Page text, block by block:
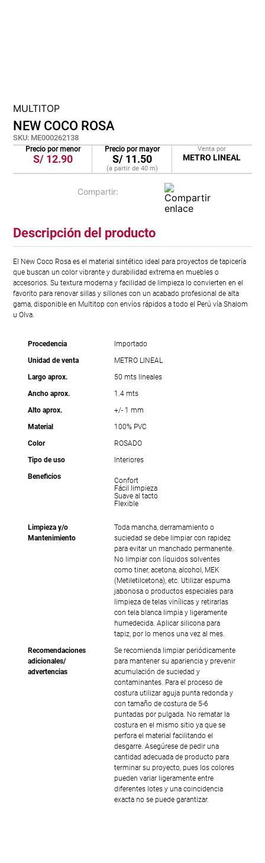
MULTITOP
NEW COCO ROSA
SKU: ME000262138
Precio por menor
S/ 12.90
Precio por mayor
S/ 11.50
(a partir de 40 m)
Venta por
METRO LINEAL
Descripción del producto
El New Coco Rosa es el material sintético ideal para proyectos de tapicería
que buscan un color vibrante y durabilidad extrema en muebles o
accesorios. Su textura moderna y facilidad de limpieza lo convierten en el
favorito para renovar sillas y sillones con un acabado profesional de alta
gama, disponible en Multitop con envíos rápidos a todo el Perú vía Shalom
u Olva.
Procedencia
Importado
Unidad de venta
METRO LINEAL
Largo aprox.
50 mts lineales
Ancho aprox.
1.4 mts
Alto aprox.
+/- 1 mm
Material
100% PVC
Color
ROSADO
Tipo de uso
Interiores
Beneficios
Confort
Fácil limpieza
Suave al tacto
Flexible
Limpieza y/o
Mantenimiento
Toda mancha, derramamiento o
suciedad se debe limpiar con rapidez
para evitar un manchado permanente.
No limpiar con líquidos solventes
como tiner, acetona, alcohol, MEK
(Metiletilcetona), etc. Utilizar espuma
jabonosa o productos especiales para
limpieza de telas vinílicas y retirarlas
con tela blanca limpia y ligeramente
humedecida. Aplicar silicona para
tapiz, por lo menos una vez al mes.
Recomendaciones
adicionales/
advertencias
Se recomienda limpiar periódicamente
para mantener su apariencia y prevenir
acumulación de suciedad y
contaminantes. Para el proceso de
costura utilizar aguja punta redonda y
con tamaño de costura de 5-6
puntadas por pulgada. No rematar la
costura en el mismo sitio ya que se
perfora el material facilitando el
desgarre. Asegúrese de pedir una
cantidad adecuada de producto para
terminar su proyecto, pues los colores
pueden variar ligeramente entre
diferentes lotes y una coincidencia
exacta no se puede garantizar.